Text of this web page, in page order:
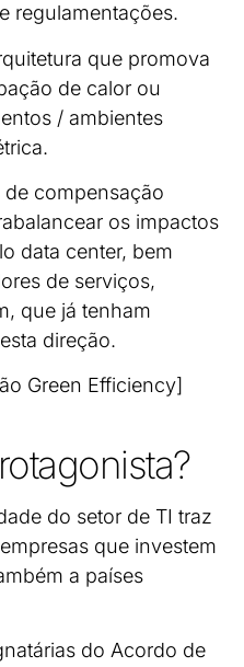
regulamentações.
que promova
de calor ou
/ ambientes
compensação
os impactos
data center, bem
de serviços,
que já tenham
direção.
Green Efficiency]
do setor de TI traz
que investem
a países
do Acordo de